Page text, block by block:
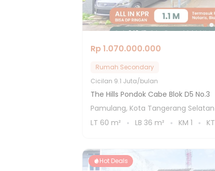
Rp 1.070.000.000
Rumah Secondary
Cicilan 9.1 Juta/bulan
The Hills Pondok Cabe Blok D5 No.3
Pamulang, Kota Tangerang Selatan
LT 60 m² LB 36 m² KM 1 KT
Hot Deals